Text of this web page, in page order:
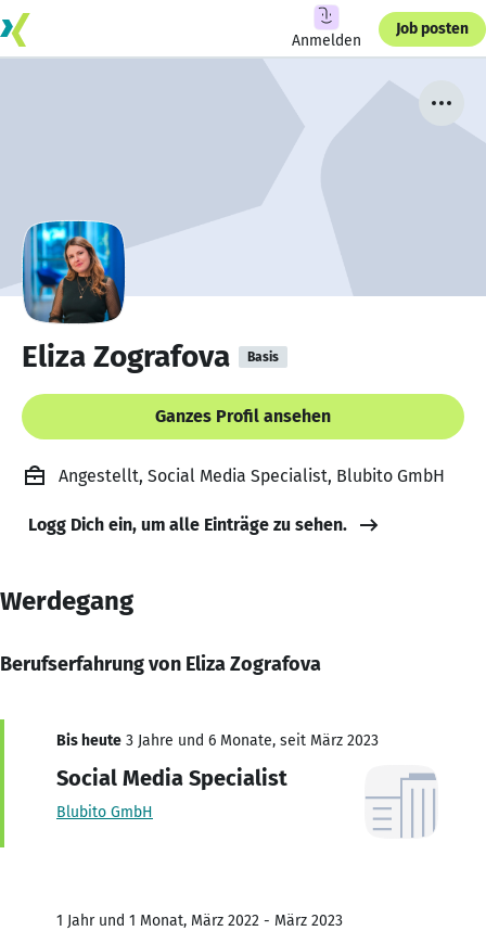
Anmelden
Job posten
Eliza Zografova Basis
Ganzes Profil ansehen
Angestellt, Social Media Specialist, Blubito GmbH
Logg Dich ein, um alle Einträge zu sehen.
Werdegang
Berufserfahrung von Eliza Zografova
Bis heute 3 Jahre und 6 Monate, seit März 2023
Social Media Specialist
Blubito GmbH
1 Jahr und 1 Monat, März 2022 - März 2023